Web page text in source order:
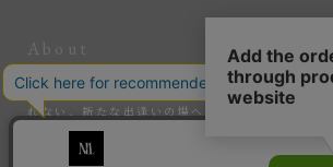
About
匠の逸品たちを、大切に届けている『MLS』。こ
れない、新たな出逢いの場へ。そして、サステナ
していく。